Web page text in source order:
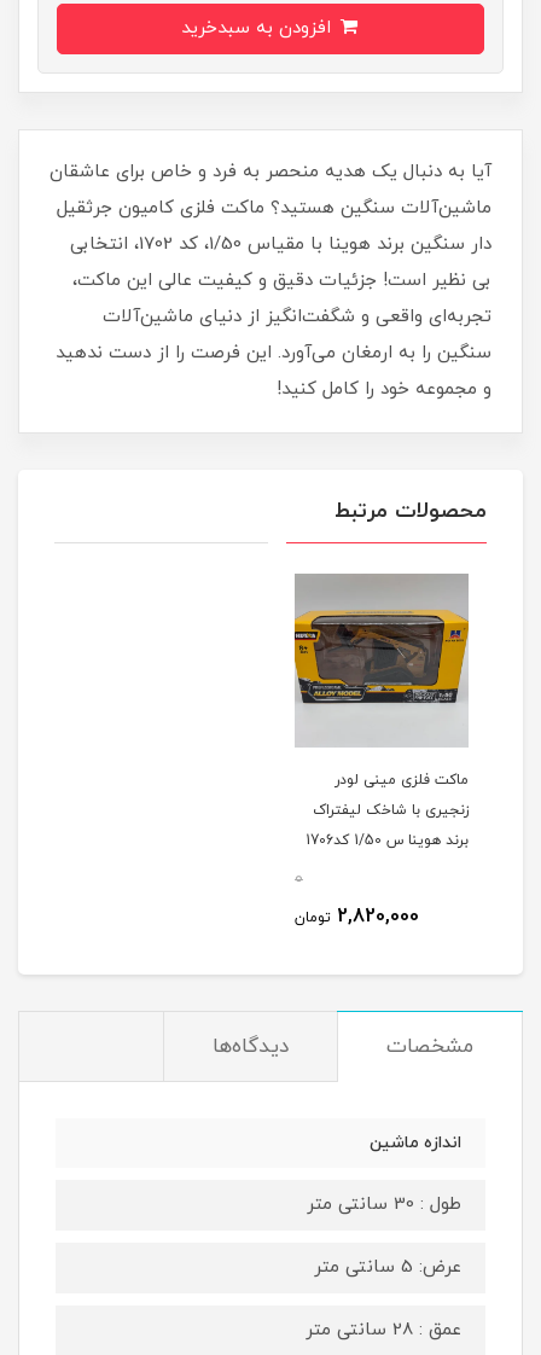
آیا به دنبال یک هدیه منحصر به فرد و خاص برای عاشقان
ماشین‌آلات سنگین هستید؟ ماکت فلزی کامیون جرثقیل
دار سنگین برند هوینا با مقیاس 1/50، کد 1702، انتخابی
بی نظیر است! جزئیات دقیق و کیفیت عالی این ماکت،
تجربه‌ای واقعی و شگفت‌انگیز از دنیای ماشین‌آلات
سنگین را به ارمغان می‌آورد. این فرصت را از دست ندهید
و مجموعه خود را کامل کنید!
محصولات مرتبط
ماکت فلزی مینی لودر
زنجیری با شاخک لیفتراک
برند هوینا س 1/50 کد1706
0
2,820,000 تومان
مشخصات دیدگاه‌ها
اندازه ماشین
طول : 30 سانتی متر
عرض: 5 سانتی متر
عمق : 28 سانتی متر